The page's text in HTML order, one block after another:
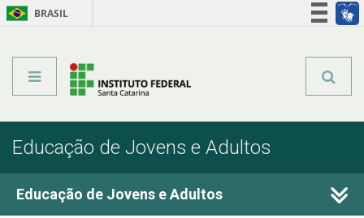
BRASIL
Educação de Jovens e Adultos
Educação de Jovens e Adultos